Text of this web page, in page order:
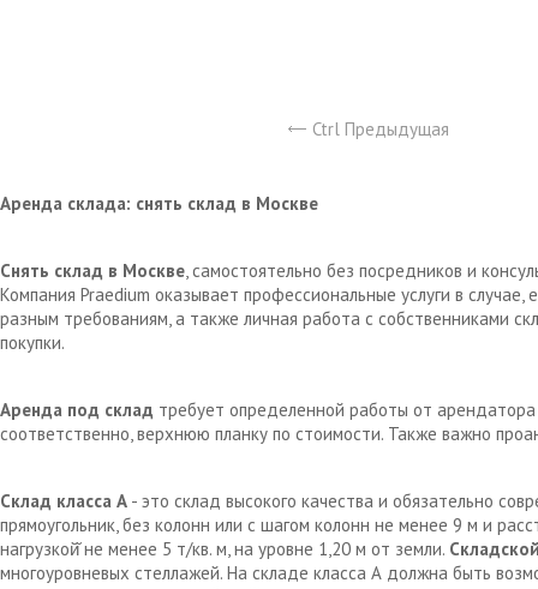
Ctrl Предыдущая
Аренда склада: снять склад в Москве
Снять склад в Москве, самостоятельно без посредников и
Компания Praedium оказывает профессиональные услуги в
разным требованиям, а также личная работа с собственниками
покупки.
Аренда под склад требует определенной работы от
соответственно, верхнюю планку по стоимости. Также важно
Склад класса А - это склад высокого качества и обязательно
прямоугольник, без колонн или с шагом колонн не менее 9 м и
нагрузкой̆ не менее 5 т/кв. м, на уровне 1,20 м от земли.
многоуровневых стеллажей. На складе класса А должна быть